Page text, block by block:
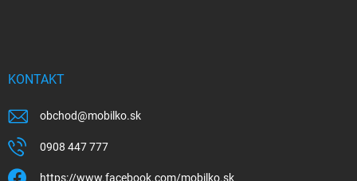
KONTAKT
obchod@mobilko.sk
0908 447 777
https://www.facebook.com/mobilko.sk